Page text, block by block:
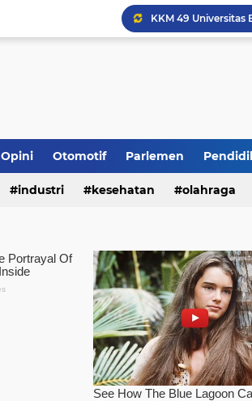
Opini Otomotif Parlemen
industri kesehatan olahraga